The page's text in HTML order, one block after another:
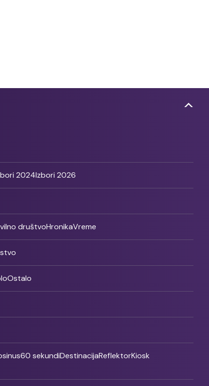
2024Izbori 2026
društvoHronikaVreme
Ostalo
60 sekundiDestinacijaReflektorKiosk